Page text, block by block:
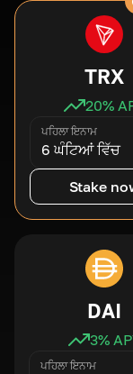
TRX
20%
ਪਹਿਲਾ ਇਨਾਮ
6 ਘੰਟਿਆਂ ਵਿੱਚ
Stake
DAI
3%
ਪਹਿਲਾ ਇਨਾਮ